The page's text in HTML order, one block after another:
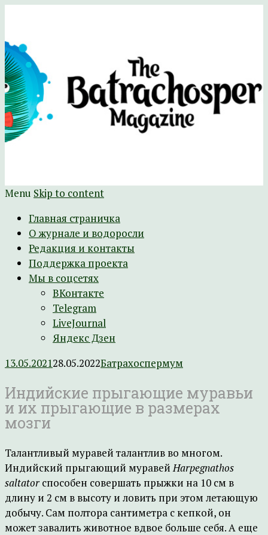
The Batrachospermum Magazine
Батрахоспермум (официальный сайт)
Menu Skip to content
Главная страничка
О журнале и водоросли
Редакция и контакты
Поддержка проекта
Мы в соцсетях
ВКонтакте
Telegram
LiveJournal
Яндекс Дзен
13.05.202128.05.2022Батрахоспермум
Индийские прыгающие муравьи
и их прыгающие в размерах
мозги
Талантливый муравей талантлив во многом.
Индийский прыгающий муравейHarpegnathos
saltator способен совершать прыжки на 10 см в
длину и 2 см в высоту и ловить при этом летающую
добычу. Сам полтора сантиметра с кепкой, он
может завалить животное вдвое больше себя. А еще